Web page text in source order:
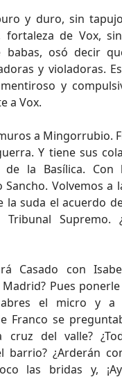
y duro, sin
fortaleza de Vox,
babas, osó decir
y violadoras.
y
a Vox.
a Mingorrubio.
Y tiene sus
la Basílica. Con
Volvemos a
la suda el acuerdo
Tribunal Supremo.
Casado con
Pues
el micro y a
Franco se
cruz del valle?
barrio? ¿Arderán
las bridas y,